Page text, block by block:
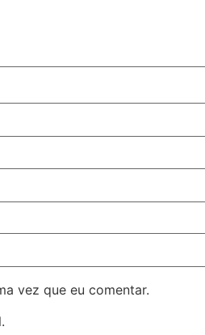
vez que eu comentar.